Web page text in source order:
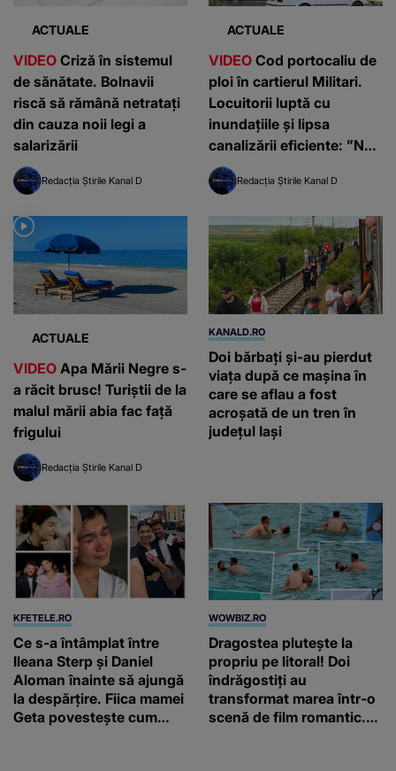
ACTUALE
VIDEO Criză în sistemul
de sănătate. Bolnavii
riscă să rămână netratați
din cauza noii legi a
salarizării
Redacția Știrile Kanal D
ACTUALE
VIDEO Cod portocaliu de
ploi în cartierul Militari.
Locuitorii luptă cu
inundațiile și lipsa
canalizării eficiente: ”Nu
putem ieși din case”
Redacția Știrile Kanal D
ACTUALE
VIDEO Apa Mării Negre s-
a răcit brusc! Turiștii de la
malul mării abia fac față
frigului
Redacția Știrile Kanal D
KANALD.RO
Doi bărbați și-au pierdut
viața după ce mașina în
care se aflau a fost
acroșată de un tren în
județul Iași
KFETELE.RO
Ce s-a întâmplat între
Ileana Sterp și Daniel
Aloman înainte să ajungă
la despărțire. Fiica mamei
Geta povestește cum
WOWBIZ.RO
Dragostea plutește la
propriu pe litoral! Doi
îndrăgostiți au
transformat marea într-o
scenă de film romantic.